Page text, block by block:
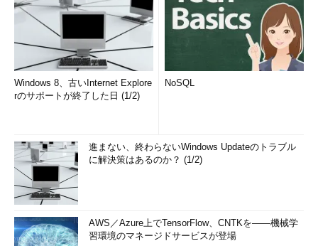
Windows 8、古いInternet Explore
rのサポートが終了した日 (1/2)
NoSQL
進まない、終わらないWindows Updateのトラブル
に解決策はあるのか？ (1/2)
AWS／Azure上でTensorFlow、CNTKを――機械学
習環境のマネージドサービスが登場